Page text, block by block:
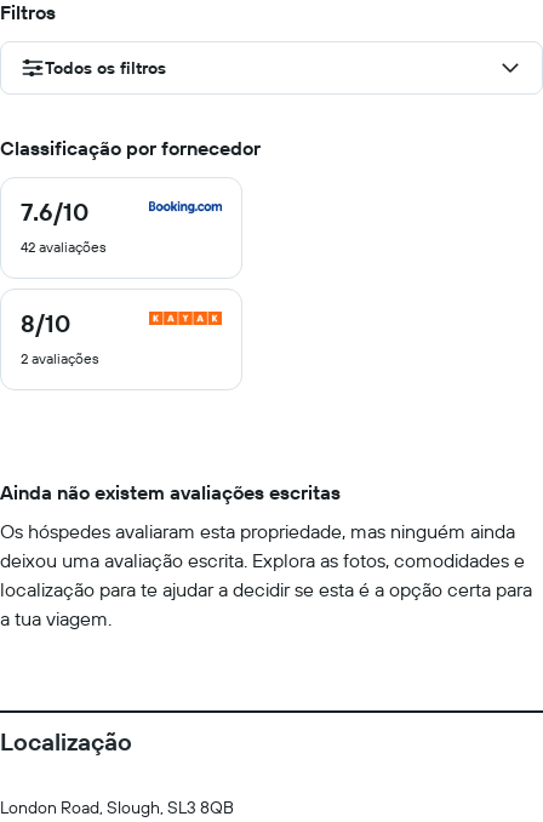
Filtros
Todos os filtros
Classificação por fornecedor
7.6/10
7.6
10
42 avaliações
8/10
8
de
10
2 avaliações
Ainda não existem avaliações escritas
Os hóspedes avaliaram esta propriedade, mas ninguém ainda
deixou uma avaliação escrita. Explora as fotos, comodidades e
localização para te ajudar a decidir se esta é a opção certa para
a tua viagem.
Localização
London Road, Slough, SL3 8QB